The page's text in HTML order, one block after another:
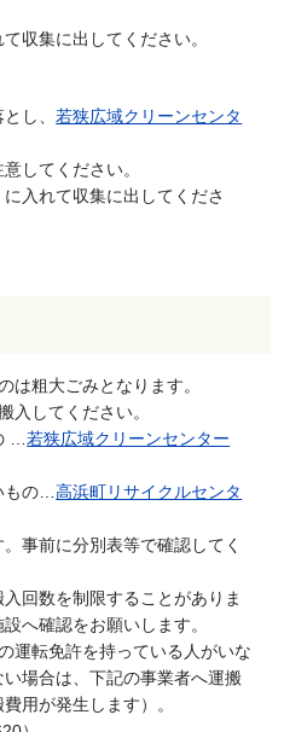
収集に出してください。
とし、若狭広域クリーンセンタ
してください。
入れて収集に出してくださ
は粗大ごみとなります。
入してください。
…若狭広域クリーンセンター
もの…高浜町リサイクルセンタ
事前に分別表等で確認してく
回数を制限することがありま
へ確認をお願いします。
運転免許を持っている人がいな
場合は、下記の事業者へ運搬
用が発生します）。